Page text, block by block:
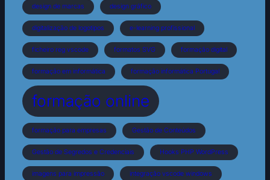
design de marcas design gráfico
digitalização de logotipos e-learning profissional
ficheiro reg vscode formatos SVG formação digital
formação em informática formação informática Portugal
formação online
formação para empresas Gestão de Conteúdos
Gestão de Segredos e Credenciais Hooks PHP WordPress
imagens para impressão integração vscode windows